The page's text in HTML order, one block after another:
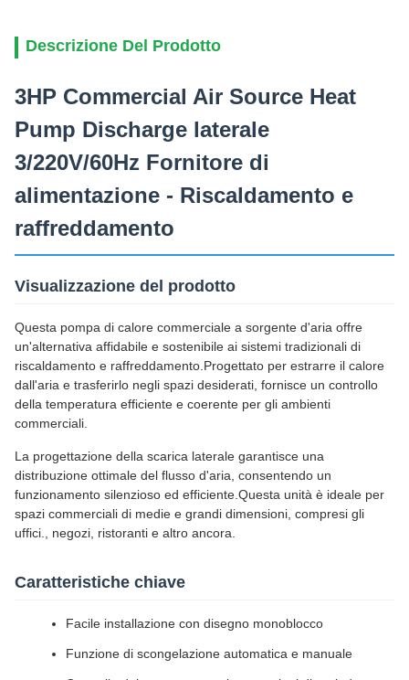
Descrizione Del Prodotto
3HP Commercial Air Source Heat
Pump Discharge laterale
3/220V/60Hz Fornitore di
alimentazione - Riscaldamento e
raffreddamento
Visualizzazione del prodotto
Questa pompa di calore commerciale a sorgente d'aria offre
un'alternativa affidabile e sostenibile ai sistemi tradizionali di
riscaldamento e raffreddamento.Progettato per estrarre il calore
dall'aria e trasferirlo negli spazi desiderati, fornisce un controllo
della temperatura efficiente e coerente per gli ambienti
commerciali.
La progettazione della scarica laterale garantisce una
distribuzione ottimale del flusso d'aria, consentendo un
funzionamento silenzioso ed efficiente.Questa unità è ideale per
spazi commerciali di medie e grandi dimensioni, compresi gli
uffici., negozi, ristoranti e altro ancora.
Caratteristiche chiave
Facile installazione con disegno monoblocco
Funzione di scongelazione automatica e manuale